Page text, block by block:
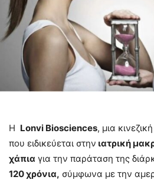
H Lonvi Biosciences, μια κινεζική
που ειδικεύεται στην ιατρική
χάπια για την παράταση της
120 χρόνια, σύμφωνα με την